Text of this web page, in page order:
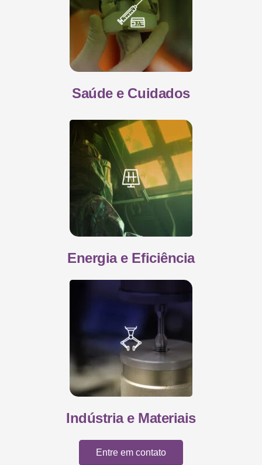
Saúde e Cuidados
Energia e Eficiência
Indústria e Materiais
Entre em contato